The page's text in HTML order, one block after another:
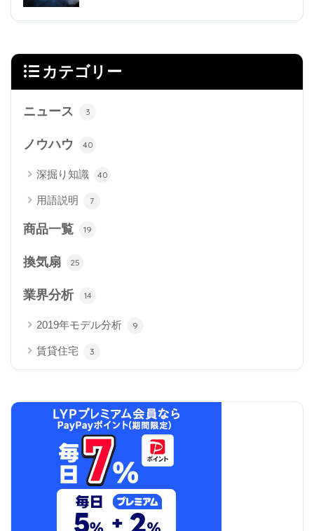
カテゴリー
ニュース 3
ノウハウ 40
深掘り知識 40
用語説明 7
商品一覧 19
換気扇 25
業界分析 14
2019年モデル分析 9
賃貸住宅 3